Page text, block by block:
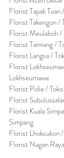
Florist Tapak Tuan
Florist Takengon /
Florist Meulaboh /
Florist Tamiang /
Florist Langsa /
Florist
Lokhseumawe
Florist Pidie /
Florist
Florist Kuala
Simpang
Florist Lhoksukon
Florist Nagan